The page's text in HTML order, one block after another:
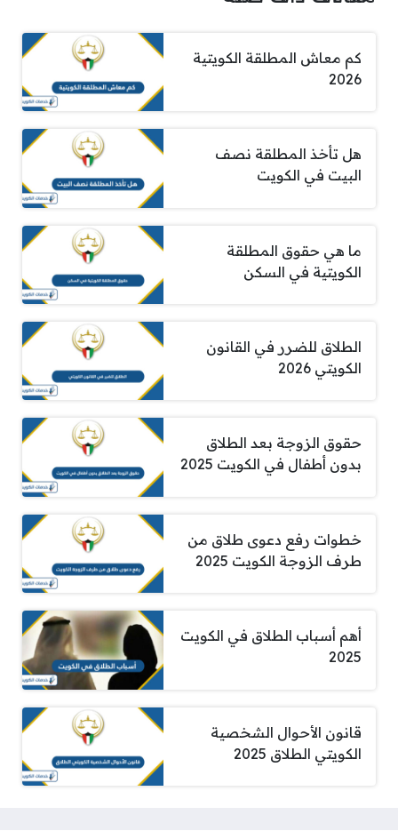
كم معاش المطلقة الكويتية
2026
هل تأخذ المطلقة نصف
البيت في الكويت
ما هي حقوق المطلقة
الكويتية في السكن
الطلاق للضرر في القانون
الكويتي 2026
حقوق الزوجة بعد الطلاق
بدون أطفال في الكويت 2025
خطوات رفع دعوى طلاق من
طرف الزوجة الكويت 2025
أهم أسباب الطلاق في الكويت
2025
قانون الأحوال الشخصية
الكويتي الطلاق 2025